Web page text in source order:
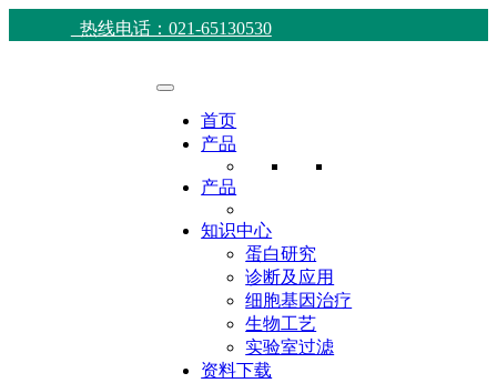
热线电话：021-65130530
首页
产品
产品
知识中心
蛋白研究
诊断及应用
细胞基因治疗
生物工艺
实验室过滤
资料下载